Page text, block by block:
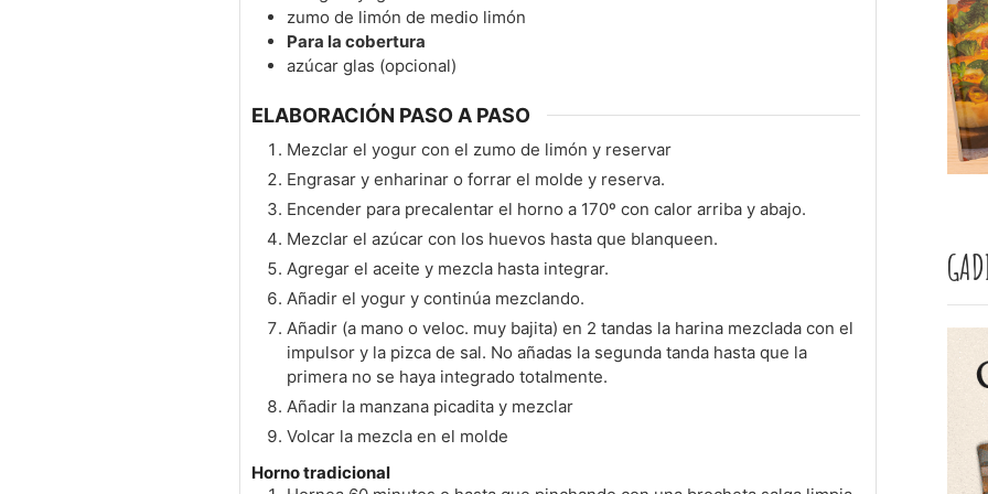
zumo de limón de medio limón
Para la cobertura
azúcar glas (opcional)
ELABORACIÓN PASO A PASO
Mezclar el yogur con el zumo de limón y reservar
Engrasar y enharinar o forrar el molde y reserva.
Encender para precalentar el horno a 170º con calor arriba y abajo.
Mezclar el azúcar con los huevos hasta que blanqueen.
Agregar el aceite y mezcla hasta integrar.
Añadir el yogur y continúa mezclando.
Añadir (a mano o veloc. muy bajita) en 2 tandas la harina mezclada con el
impulsor y la pizca de sal. No añadas la segunda tanda hasta que la
primera no se haya integrado totalmente.
Añadir la manzana picadita y mezclar
Volcar la mezcla en el molde
Horno tradicional